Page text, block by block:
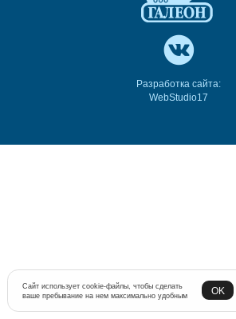
Разработка сайта:
WebStudio17
Сайт использует cookie-файлы, чтобы сделать
ваше пребывание на нем максимально удобным
OK